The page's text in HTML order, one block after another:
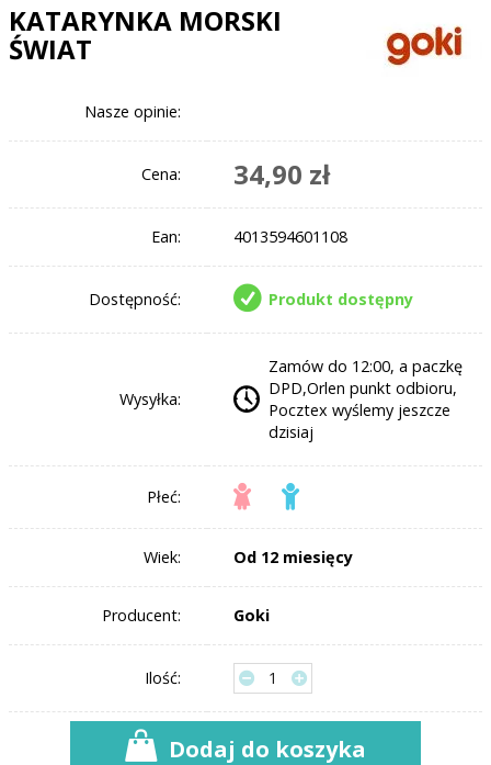
KATARYNKA MORSKI
ŚWIAT
Nasze opinie:
Cena: 34,90 zł
Ean: 4013594601108
Dostępność: Produkt dostępny
Wysyłka:
Zamów do 12:00, a paczkę
DPD,Orlen punkt odbioru,
Pocztex wyślemy jeszcze
dzisiaj
Płeć:
Wiek: Od 12 miesięcy
Producent: Goki
Ilość:
Dodaj do koszyka